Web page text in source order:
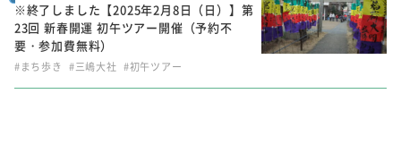
※終了しました【2025年2月8日（日）】第
23回 新春開運 初午ツアー開催（予約不
要・参加費無料）
#まち歩き #三嶋大社 #初午ツアー